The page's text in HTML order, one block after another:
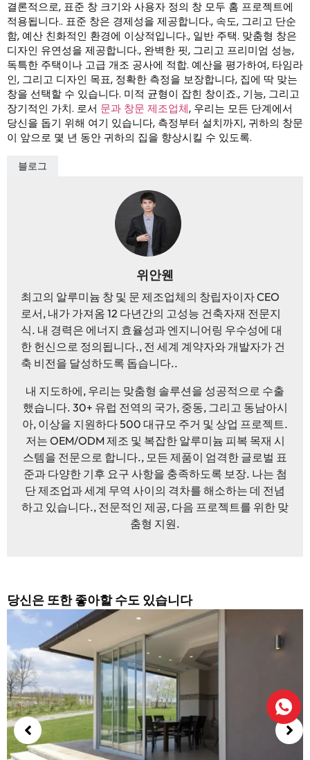
결론적으로, 표준 창 크기와 사용자 정의 창 모두 홈 프로젝트에
적용됩니다.. 표준 창은 경제성을 제공합니다., 속도, 그리고 단순
함, 예산 친화적인 환경에 이상적입니다., 일반 주택. 맞춤형 창은
디자인 유연성을 제공합니다., 완벽한 핏, 그리고 프리미엄 성능,
독특한 주택이나 고급 개조 공사에 적합. 예산을 평가하여, 타임라
인, 그리고 디자인 목표, 정확한 측정을 보장합니다, 집에 딱 맞는
창을 선택할 수 있습니다. 미적 균형이 잡힌 창이죠., 기능, 그리고
장기적인 가치. 로서 문과 창문 제조업체, 우리는 모든 단계에서
당신을 돕기 위해 여기 있습니다, 측정부터 설치까지, 귀하의 창문
이 앞으로 몇 년 동안 귀하의 집을 향상시킬 수 있도록.
블로그
위안웬
최고의 알루미늄 창 및 문 제조업체의 창립자이자 CEO
로서, 내가 가져옴 12 다년간의 고성능 건축자재 전문지
식. 내 경력은 에너지 효율성과 엔지니어링 우수성에 대
한 헌신으로 정의됩니다., 전 세계 계약자와 개발자가 건
축 비전을 달성하도록 돕습니다..
내 지도하에, 우리는 맞춤형 솔루션을 성공적으로 수출
했습니다. 30+ 유럽 ​​전역의 국가, 중동, 그리고 동남아시
아, 이상을 지원하다 500 대규모 주거 및 상업 프로젝트.
저는 OEM/ODM 제조 및 복잡한 알루미늄 피복 목재 시
스템을 전문으로 합니다., 모든 제품이 엄격한 글로벌 표
준과 다양한 기후 요구 사항을 충족하도록 보장. 나는 첨
단 제조업과 세계 무역 사이의 격차를 해소하는 데 전념
하고 있습니다., 전문적인 제공, 다음 프로젝트를 위한 맞
춤형 지원.
당신은 또한 좋아할 수도 있습니다